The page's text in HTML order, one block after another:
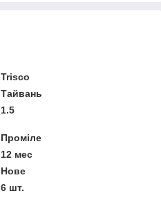
Trisco
Тайвань
1.5
Проміле
12 мес
Нове
6 шт.